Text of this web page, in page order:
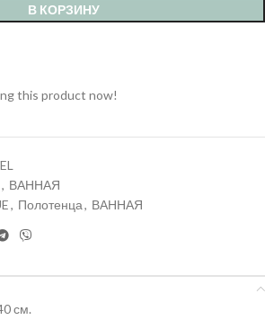
В КОРЗИНУ
this product now!
, ВАННАЯ
, Полотенца, ВАННАЯ
см.